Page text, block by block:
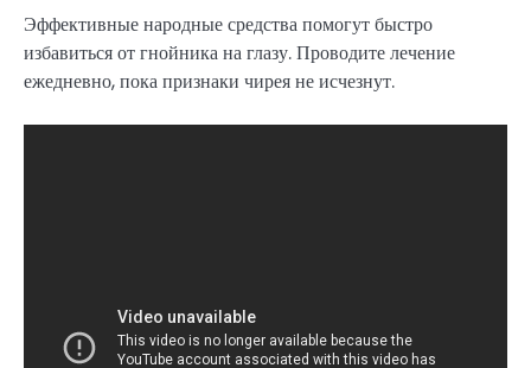
Эффективные народные средства помогут быстро
избавиться от гнойника на глазу. Проводите лечение
ежедневно, пока признаки чирея не исчезнут.